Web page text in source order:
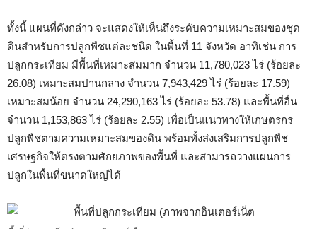
ทั้งนี้ แผนที่ดังกล่าว จะแสดงให้เห็นถึงระดับความเหมาะสมของชุด
ดินสำหรับการปลูกพืชแต่ละชนิด ในพื้นที่ 11 จังหวัด อาทิเช่น การ
ปลูกกระเทียม มีพื้นที่เหมาะสมมาก จำนวน 11,780,023 ไร่ (ร้อยละ
26.08) เหมาะสมปานกลาง จำนวน 7,943,429 ไร่ (ร้อยละ 17.59)
เหมาะสมน้อย จำนวน 24,290,163 ไร่ (ร้อยละ 53.78) และพื้นที่อื่น
จำนวน 1,153,863 ไร่ (ร้อยละ 2.55) เพื่อเป็นแนวทางให้เกษตรกร
ปลูกพืชตามความเหมาะสมของดิน พร้อมทั้งส่งเสริมการปลูกพืช
เศรษฐกิจให้ตรงตามศักยภาพของพื้นที่ และสามารถวางแผนการ
ปลูกในพื้นที่ขนาดใหญ่ได้